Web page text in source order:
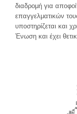
διαδρομή για
επαγγελματικών
υποστηρίζεται και
Ένωση και έχει